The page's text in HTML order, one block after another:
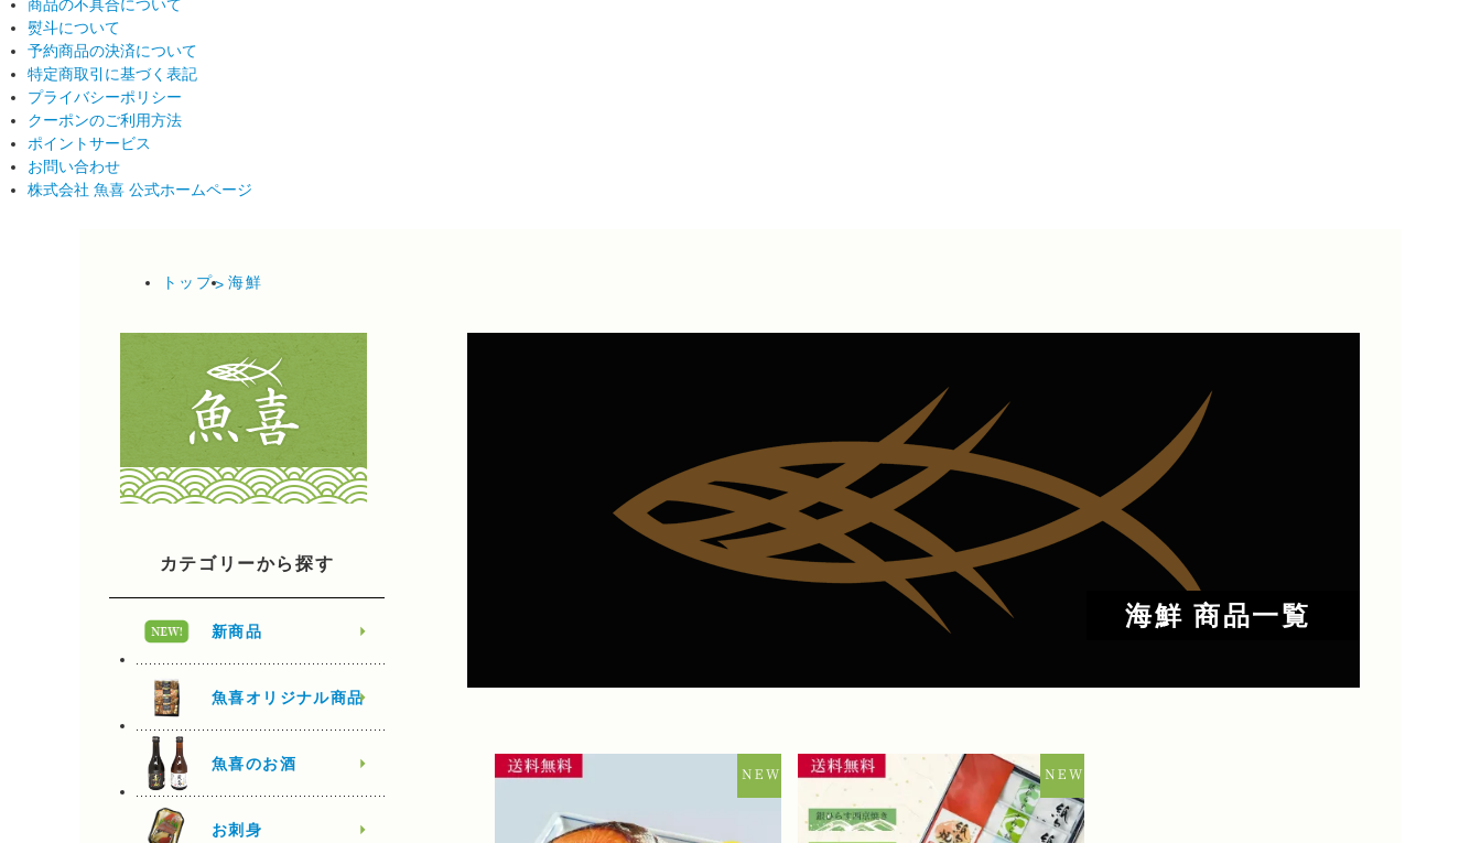
商品の不具合について
熨斗について
予約商品の決済について
特定商取引に基づく表記
プライバシーポリシー
クーポンのご利用方法
ポイントサービス
お問い合わせ
株式会社 魚喜 公式ホームページ
カテゴリーから探す
新商品
魚喜オリジナル商品
魚喜のお酒
お刺身
トップ 海鮮
海鮮 商品一覧